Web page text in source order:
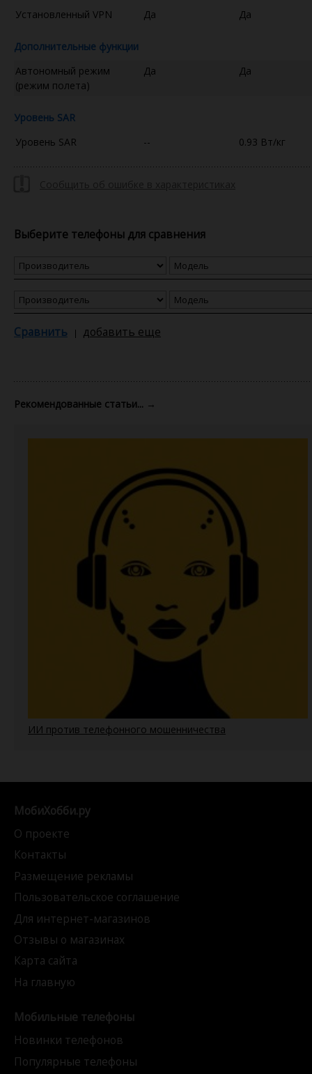
Установленный VPN Да Да
Дополнительные функции
Автономный режим
(режим полета)
Да Да
Уровень SAR
Уровень SAR
-- 0.93 Вт/кг
Выберите телефоны для сравнения
Сравнить добавить еще
Рекомендованные статьи... →
ИИ против телефонного мошенничества
МобиХобби.ру
О проекте
Контакты
Размещение рекламы
Пользовательское соглашение
Для интернет-магазинов
Отзывы о магазинах
Карта сайта
На главную
Мобильные телефоны
Новинки телефонов
Популярные телефоны